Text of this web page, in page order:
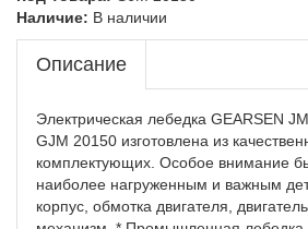
Самоходные штабелеры
Самоходные
Наличие: В наличии
Описание
Электрическая лебедка GEARSEN
GJM 20150 изготовлена из
комплектующих. Особое внимание
наиболее нагруженным и важным
корпус, обмотка двигателя,